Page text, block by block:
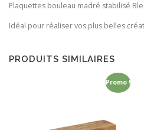
Plaquettes bouleau madré stabilisé
Idéal pour réaliser vos plus belles
PRODUITS SIMILAIRES
Promo !